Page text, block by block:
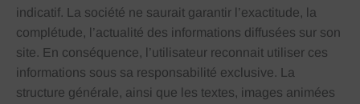
indicatif. La société ne saurait garantir l’exactitude, la
complétude, l’actualité des informations diffusées sur son
site. En conséquence, l’utilisateur reconnait utiliser ces
informations sous sa responsabilité exclusive. La
structure générale, ainsi que les textes, images animées